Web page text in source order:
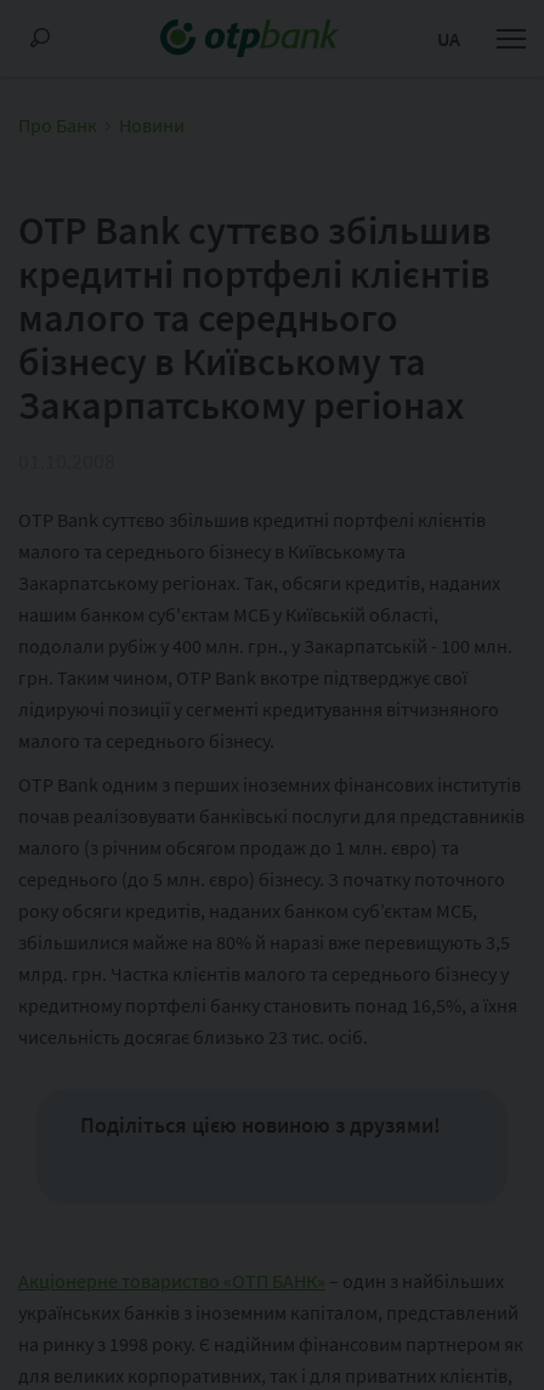
UA
Про Банк Новини
OTP Bank суттєво збільшив
кредитні портфелі клієнтів
малого та середнього
бізнесу в Київському та
Закарпатському регіонах
OTP Bank суттєво збільшив кредитні портфелі клієнтів
малого та середнього бізнесу в Київському та
Закарпатському регіонах. Так, обсяги кредитів, наданих
нашим банком суб'єктам МСБ у Київській області,
подолали рубіж у 400 млн. грн., у Закарпатській - 100 млн.
грн. Таким чином, OTP Bank вкотре підтверджує свої
лідируючі позиції у сегменті кредитування вітчизняного
малого та середнього бізнесу.
OTP Bank одним з перших іноземних фінансових інститутів
почав реалізовувати банківські послуги для представників
малого (з річним обсягом продаж до 1 млн. євро) та
середнього (до 5 млн. євро) бізнесу. З початку поточного
року обсяги кредитів, наданих банком суб’єктам МСБ,
збільшилися майже на 80% й наразі вже перевищують 3,5
млрд. грн. Частка клієнтів малого та середнього бізнесу у
кредитному портфелі банку становить понад 16,5%, а їхня
чисельність досягає близько 23 тис. осіб.
Поділіться цією новиною з друзями!
Акціонерне товариство «ОТП БАНК» – один з найбільших
українських банків з іноземним капіталом, представлений
на ринку з 1998 року. Є надійним фінансовим партнером як
для великих корпоративних, так і для приватних клієнтів,